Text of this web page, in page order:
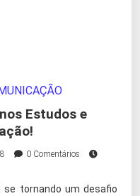
Estudos e
0 Comentários
tornando um desafio